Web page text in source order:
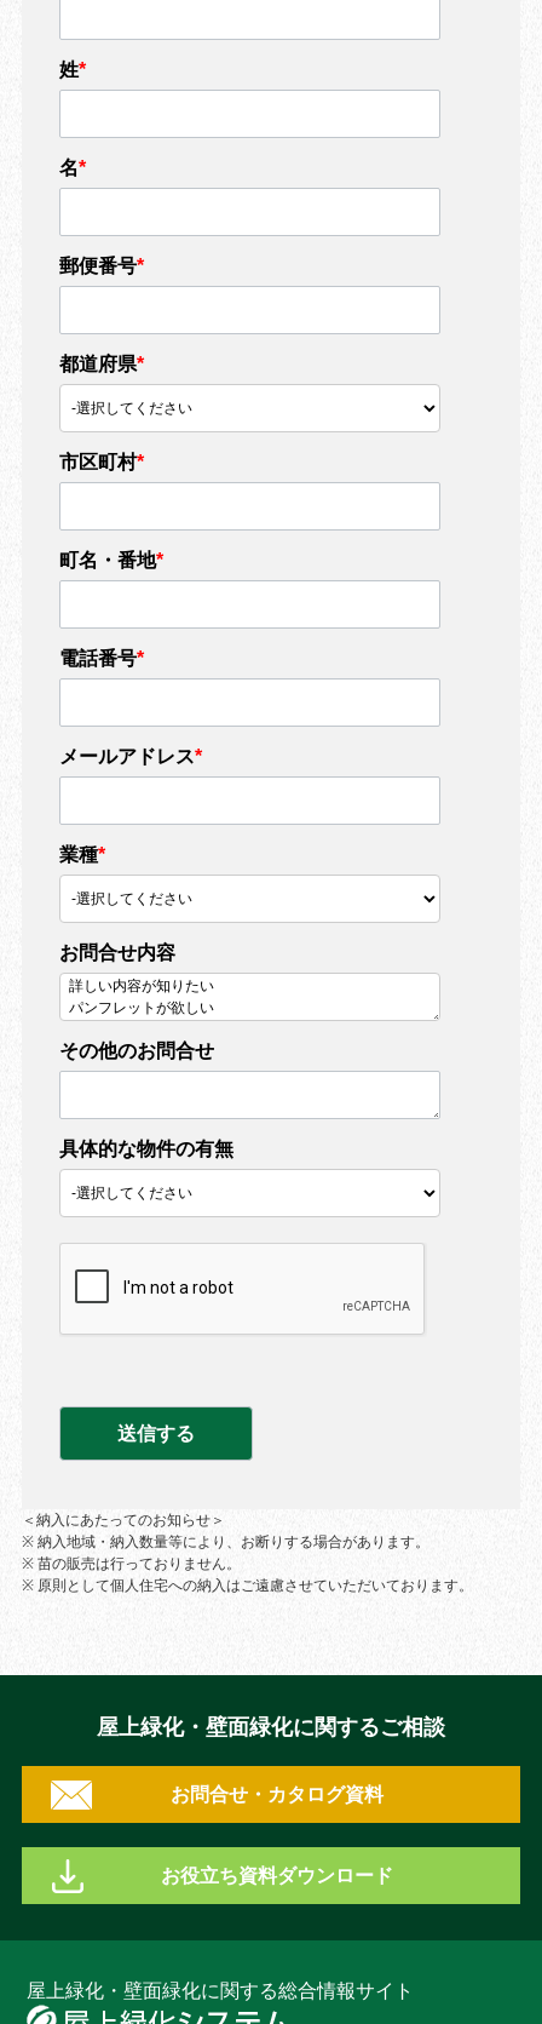
姓*
名*
郵便番号*
都道府県*
市区町村*
町名・番地*
電話番号*
メールアドレス*
業種*
お問合せ内容
その他のお問合せ
具体的な物件の有無
＜納入にあたってのお知らせ＞
※ 納入地域・納入数量等により、お断りする場合があります。
※ 苗の販売は行っておりません。
※ 原則として個人住宅への納入はご遠慮させていただいております。
屋上緑化・壁面緑化に関するご相談
お問合せ・カタログ資料
お役立ち資料ダウンロード
屋上緑化・壁面緑化に関する総合情報サイト